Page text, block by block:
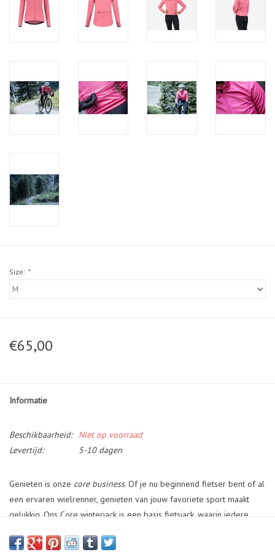
Size: *
€65,00
Informatie
Beschikbaarheid:
Niet op voorraad
Levertijd:
5-10 dagen
Genieten is onze core business. Of je nu beginnend fietser bent of al
een ervaren wielrenner, genieten van jouw favoriete sport maakt
gelukkig. Ons Core winterjack is een basis fietsjack, waarin iedere
5000 membraan dat is toegepast aan de mouwen en de body, maakt